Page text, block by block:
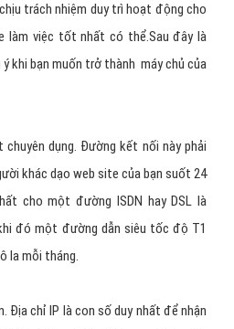
trách nhiệm duy trì hoạt động cho
làm việc tốt nhất có thể.Sau đây là
khi bạn muốn trở thành máy chủ của
dụng. Đường kết nối này phải
khác dạo web site của bạn suốt 24
cho một đường ISDN hay DSL là
đó một đường dẫn siêu tốc độ T1
la mỗi tháng.
Địa chỉ IP là con số duy nhất để nhận